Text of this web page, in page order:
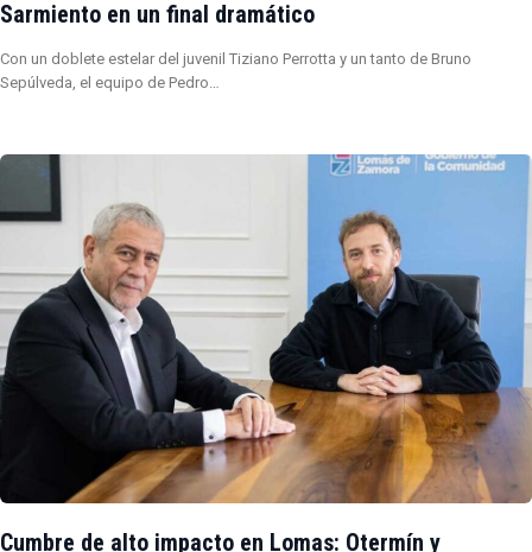
Sarmiento en un final dramático
Con un doblete estelar del juvenil Tiziano Perrotta y un tanto de Bruno
Sepúlveda, el equipo de Pedro…
Cumbre de alto impacto en Lomas: Otermín y